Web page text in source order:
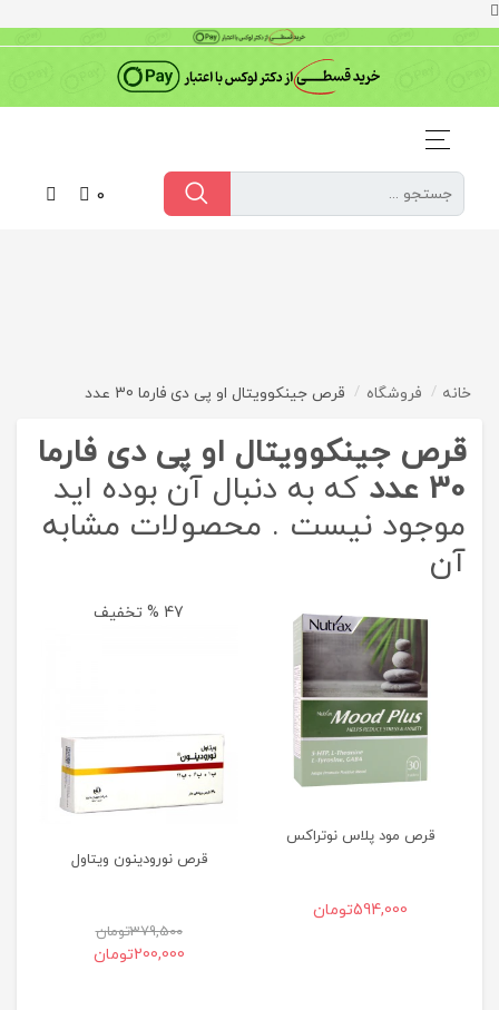
0
خانه فروشگاه قرص جینکوویتال او پی دی فارما 30 عدد
قرص جینکوویتال او پی دی فارما
30 عدد
که به دنبال آن بوده اید
موجود نیست . محصولات مشابه
آن
قرص مود پلاس نوتراکس
594,000تومان
47 % تخفیف
قرص نورودینون ویتاول
379,500تومان
200,000تومان